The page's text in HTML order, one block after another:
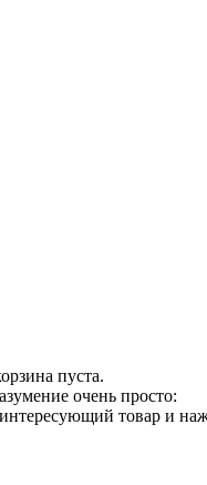
пуста.
очень просто:
товар и